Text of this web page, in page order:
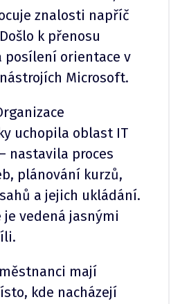
znalosti napříč
k přenosu
posílení orientace v
Microsoft.
uchopila oblast IT
nastavila proces
plánování kurzů,
a jejich ukládání.
je vedená jasnými
mají
kde nacházejí